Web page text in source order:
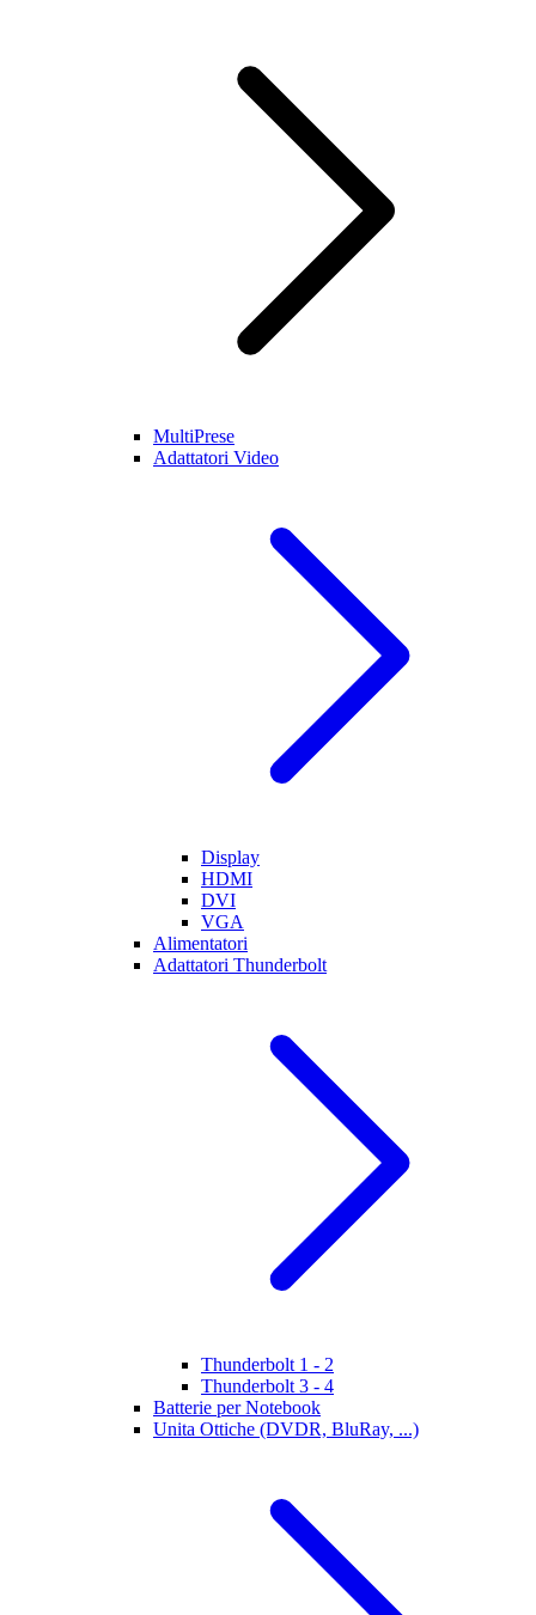
MultiPrese
Adattatori Video
Display
HDMI
DVI
VGA
Alimentatori
Adattatori Thunderbolt
Thunderbolt 1 - 2
Thunderbolt 3 - 4
Batterie per Notebook
Unita Ottiche (DVDR, BluRay, ...)